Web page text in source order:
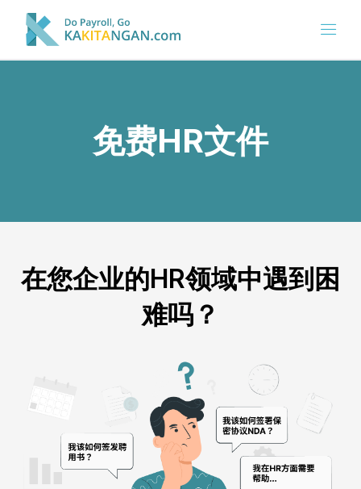
免费HR文件
在您企业的HR领域中遇到困
难吗？